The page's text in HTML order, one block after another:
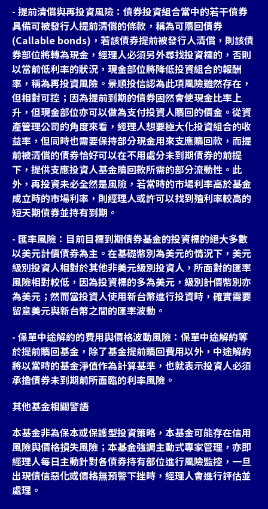
- 提前清償與再投資風險：債券投資組合當中的若干債券
具備可被發行人提前清償的條款，稱為可贖回債券
(Callable bonds)，若該債券提前被發行人清償，則該債
券部位將轉為現金，經理人必須另外尋找投資標的，否則
以當前低利率的狀況，現金部位將降低投資組合的報酬
率，稱為再投資風險。景順投信認為此項風險雖然存在，
但相對可控；因為提前到期的債券固然會使現金比率上
升，但現金部位亦可以做為支付投資人贖回的價金。從資
產管理公司的角度來看，經理人想要極大化投資組合的收
益率，但同時也需要保持部分現金用來支應贖回款，而提
前被清償的債券恰好可以在不用處分未到期債券的前提
下，提供支應投資人基金贖回款所需的部分流動性。此
外，再投資未必全然是風險，若當時的市場利率高於基金
成立時的市場利率，則經理人或許可以找到殖利率較高的
短天期債券並持有到期。
- 匯率風險：目前目標到期債券基金的投資標的絕大多數
以美元計價債券為主。在基礎幣別為美元的情況下，美元
級別投資人相對於其他非美元級別投資人，所面對的匯率
風險相對較低，因為投資標的多為美元，級別計價幣別亦
為美元；然而當投資人使用新台幣進行投資時，確實需要
留意美元與新台幣之間的匯率波動。
- 保單中途解約的費用與價格波動風險：保單中途解約等
於提前贖回基金，除了基金提前贖回費用以外，中途解約
將以當時的基金淨值作為計算基準，也就表示投資人必須
承擔債券未到期前所面臨的利率風險。
其他基金相關警語
本基金非為保本或保護型投資策略，本基金可能存在信用
風險與價格損失風險；本基金強調主動式專家管理，亦即
經理人每日主動針對各債券持有部位進行風險監控，一旦
出現債信惡化或價格無預警下挫時，經理人會進行評估並
處理。